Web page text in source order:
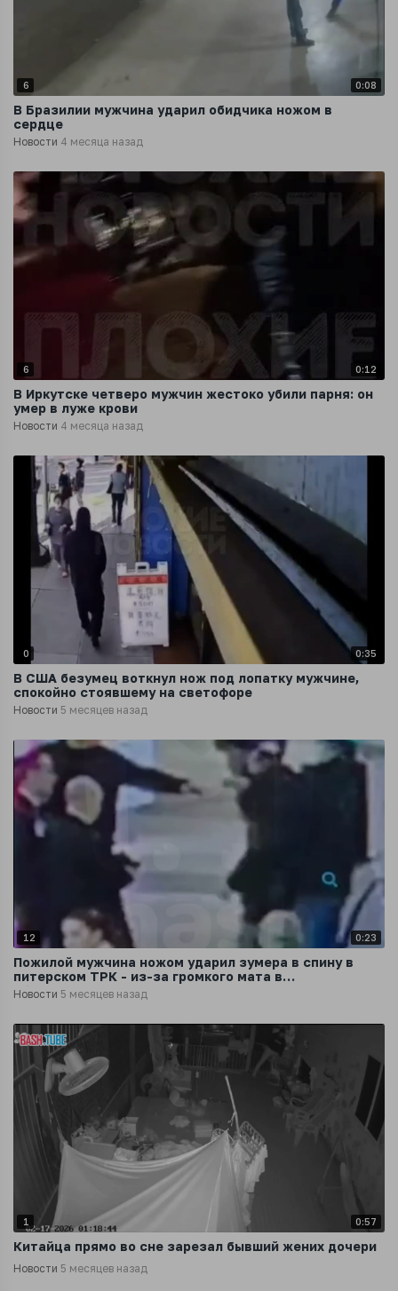
6 0:08
В Бразилии мужчина ударил обидчика ножом в
сердце
Новости 4 месяца назад
6 0:12
В Иркутске четверо мужчин жестоко убили парня: он
умер в луже крови
Новости 4 месяца назад
0 0:35
В США безумец воткнул нож под лопатку мужчине,
спокойно стоявшему на светофоре
Новости 5 месяцев назад
12 0:23
Пожилой мужчина ножом ударил зумера в спину в
питерском ТРК - из-за громкого мата в
общественном месте
Новости 5 месяцев назад
1 0:57
Китайца прямо во сне зарезал бывший жених дочери
Новости 5 месяцев назад